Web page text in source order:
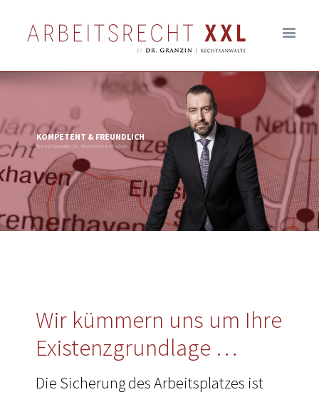
KOMPETENT & FREUNDLICH
Ihre Fachanwälte für Arbeitsrecht in Elmshorn
Wir kümmern uns um Ihre
Existenzgrundlage …
Die Sicherung des Arbeitsplatzes ist